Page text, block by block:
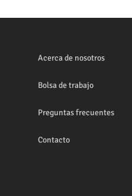
Acerca de nosotros
Bolsa de trabajo
Preguntas frecuentes
Contacto